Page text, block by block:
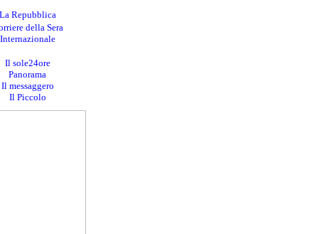
Repubblica
della Sera
Internazionale
Il sole24ore
Panorama
Il messaggero
Il Piccolo